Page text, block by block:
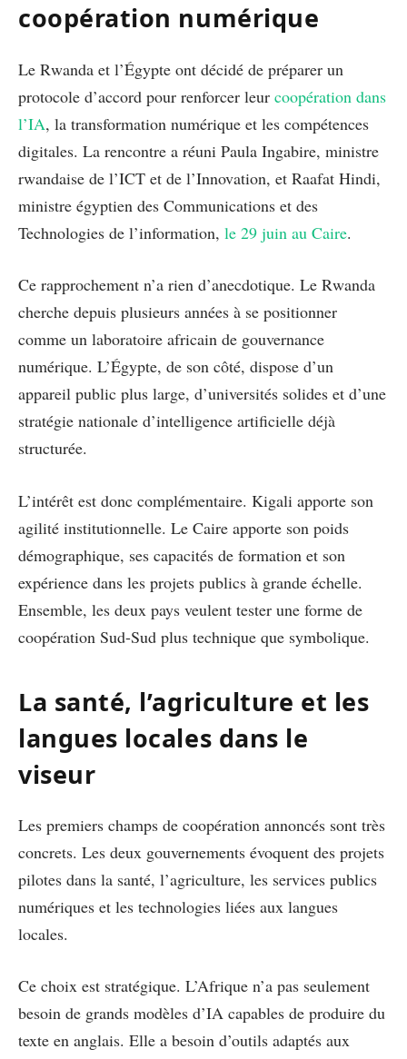
coopération numérique
Le Rwanda et l’Égypte ont décidé de préparer un
protocole d’accord pour renforcer leur coopération dans
l’IA, la transformation numérique et les compétences
digitales. La rencontre a réuni Paula Ingabire, ministre
rwandaise de l’ICT et de l’Innovation, et Raafat Hindi,
ministre égyptien des Communications et des
Technologies de l’information, le 29 juin au Caire.
Ce rapprochement n’a rien d’anecdotique. Le Rwanda
cherche depuis plusieurs années à se positionner
comme un laboratoire africain de gouvernance
numérique. L’Égypte, de son côté, dispose d’un
appareil public plus large, d’universités solides et d’une
stratégie nationale d’intelligence artificielle déjà
structurée.
L’intérêt est donc complémentaire. Kigali apporte son
agilité institutionnelle. Le Caire apporte son poids
démographique, ses capacités de formation et son
expérience dans les projets publics à grande échelle.
Ensemble, les deux pays veulent tester une forme de
coopération Sud-Sud plus technique que symbolique.
La santé, l’agriculture et les
langues locales dans le
viseur
Les premiers champs de coopération annoncés sont très
concrets. Les deux gouvernements évoquent des projets
pilotes dans la santé, l’agriculture, les services publics
numériques et les technologies liées aux langues
locales.
Ce choix est stratégique. L’Afrique n’a pas seulement
besoin de grands modèles d’IA capables de produire du
texte en anglais. Elle a besoin d’outils adaptés aux